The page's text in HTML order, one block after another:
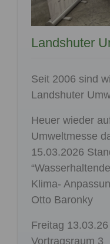
Landshuter
Seit 2006 sind
Landshuter
Heuer wieder
Umweltmesse
15.03.2026
Klima-
Otto Baronky
Freitag
Vortragsraum 3